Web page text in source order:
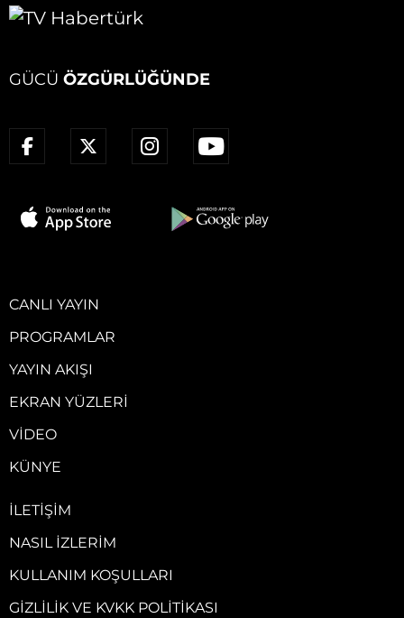
GÜCÜ ÖZGÜRLÜĞÜNDE
CANLI YAYIN
PROGRAMLAR
YAYIN AKIŞI
EKRAN YÜZLERI
VIDEO
KÜNYE
İLETIŞIM
NASIL İZLERIM
KULLANIM KOŞULLARI
GIZLILIK VE KVKK POLITIKASI